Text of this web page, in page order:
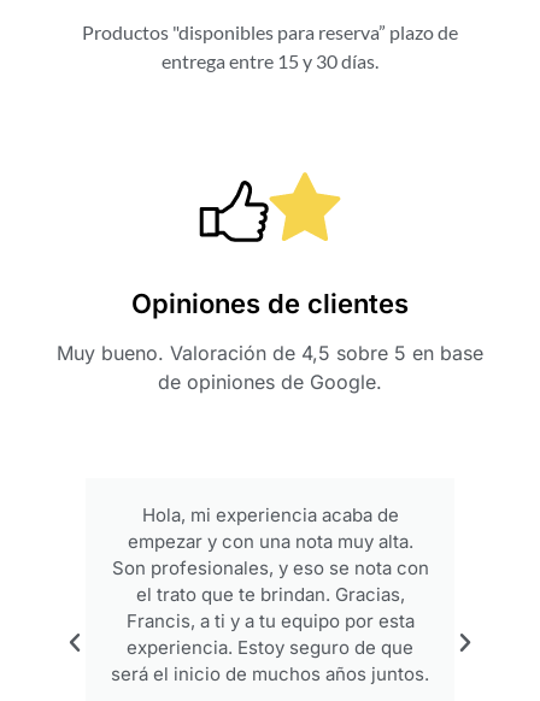
Productos "disponibles para reserva” plazo de
entrega entre 15 y 30 días.
Opiniones de clientes
Muy bueno. Valoración de 4,5 sobre 5 en base
de opiniones de Google.
Hola, mi experiencia acaba de
empezar y con una nota muy alta.
Son profesionales, y eso se nota con
el trato que te brindan. Gracias,
Francis, a ti y a tu equipo por esta
experiencia. Estoy seguro de que
será el inicio de muchos años juntos.